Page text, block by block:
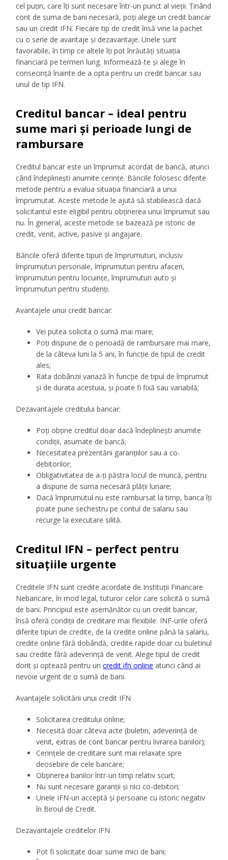
cel puțin, care îți sunt necesare într-un punct al vieții. Ținând
cont de suma de bani necesară, poți alege un credit bancar
sau un credit IFN. Fiecare tip de credit însă vine la pachet
cu o serie de avantaje și dezavantaje. Unele sunt
favorabile, în timp ce altele îți pot înrăutăți situația
financiară pe termen lung. Informează-te și alege în
consecință înainte de a opta pentru un credit bancar sau
unul de tip IFN.
Creditul bancar – ideal pentru
sume mari și perioade lungi de
rambursare
Creditul bancar este un împrumut acordat de bancă, atunci
când îndeplinești anumite cerințe. Băncile folosesc diferite
metode pentru a evalua situația financiară a unui
împrumutat. Aceste metode le ajută să stabilească dacă
solicitantul este eligibil pentru obținerea unui împrumut sau
nu. În general, aceste metode se bazează pe istoric de
credit, venit, active, pasive și angajare.
Băncile oferă diferite tipuri de împrumuturi, inclusiv
împrumuturi personale, împrumuturi pentru afaceri,
împrumuturi pentru locuințe, împrumuturi auto și
împrumuturi pentru studenți.
Avantajele unui credit bancar:
Vei putea solicita o sumă mai mare;
Poți dispune de o perioadă de rambursare mai mare,
de la câteva luni la 5 ani, în funcție de tipul de credit
ales;
Rata dobânzii variază în funcție de tipul de împrumut
și de durata acestuia, și poate fi fixă sau variabilă;
Dezavantajele creditului bancar:
Poți obține creditul doar dacă îndeplinești anumite
condiții, asumate de bancă;
Necesitatea prezentării garanțiilor sau a co-
debitorilor;
Obligativitatea de a-ți păstra locul de muncă, pentru
a dispune de suma necesară plății lunare;
Dacă împrumutul nu este rambursat la timp, banca îți
poate pune sechestru pe contul de salariu sau
recurge la executare silită.
Creditul IFN – perfect pentru
situațiile urgente
Creditele IFN sunt credite acordate de Instituții Financare
Nebancare, în mod legal, tuturor celor care solicită o sumă
de bani. Principiul este asemănător cu un credit bancar,
însă oferă condiții de creditare mai flexibile. INF-urile oferă
diferite tipuri de credite, de la credite online până la salariu,
credite online fără dobândă, credite rapide doar cu buletinul
sau credite fără adeverință de venit. Alege tipul de credit
dorit și optează pentru uncredit ifn online atunci când ai
nevoie urgent de o sumă de bani.
Avantajele solicitării unui credit IFN
Solicitarea creditului online;
Necesită doar câteva acte (buletin, adeverință de
venit, extras de cont bancar pentru livrarea banilor);
Cerințele de creditare sunt mai relaxate spre
deosebire de cele bancare;
Obținerea banilor într-un timp relativ scurt;
Nu sunt necesare garanții și nici co-debitori;
Unele IFN-uri acceptă și persoane cu istoric negativ
în Biroul de Credit.
Dezavantajele creditelor IFN
Pot fi solicitate doar sume mici de bani;